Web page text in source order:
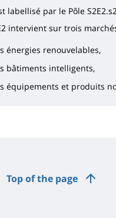
labellisé par le Pôle
intervient sur trois
énergies renouvelables,
bâtiments intelligents,
équipements et produits
Top of the page